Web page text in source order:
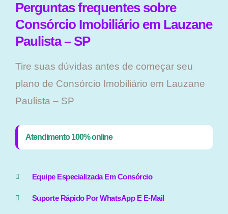
Perguntas frequentes sobre
Consórcio Imobiliário em Lauzane
Paulista – SP
Tire suas dúvidas antes de começar seu
plano ​de Consórcio Imobiliário em Lauzane
Paulista – SP
Atendimento 100% online
Equipe Especializada Em Consórcio
Suporte Rápido Por WhatsApp E E-Mail